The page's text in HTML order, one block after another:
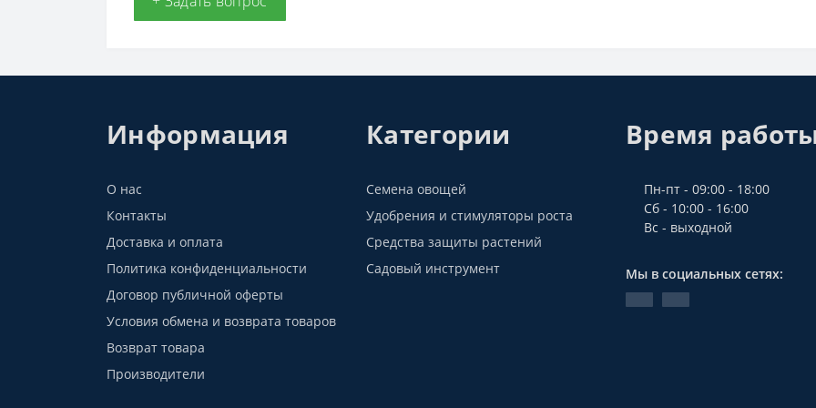
Информация
О нас
Контакты
Доставка и оплата
Политика конфиденциальности
Договор публичной оферты
Условия обмена и возврата товаров
Возврат товара
Производители
Категории
Семена овощей
Удобрения и стимуляторы роста
Средства защиты растений
Садовый инструмент
Время
Пн-пт - 09:00 - 18:00
Сб - 10:00 - 16:00
Вс - выходной
Мы в социальных сетях: